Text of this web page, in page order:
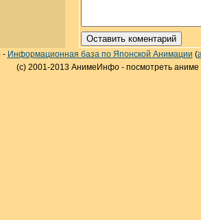
- Информационная база по Японской Анимации (
(c) 2001-2013 АнимеИнфо - посмотреть аниме